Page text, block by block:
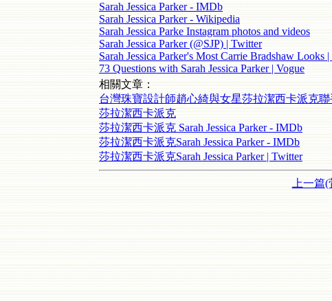
Sarah Jessica Parker - IMDb
Sarah Jessica Parker - Wikipedia
Sarah Jessica Parke Instagram photos and videos
Sarah Jessica Parker (@SJP) | Twitter
Sarah Jessica Parker's Most Carrie Bradshaw
73 Questions with Sarah Jessica Parker | Vogue
相關文章：
台灣珠寶設計師趙心綺與女星莎拉潔西卡派克
莎拉潔西卡派克
莎拉潔西卡派克 Sarah Jessica Parker - IMDb
莎拉潔西卡派克Sarah Jessica Parker - IMDb
莎拉潔西卡派克Sarah Jessica Parker | Twitter
上一篇